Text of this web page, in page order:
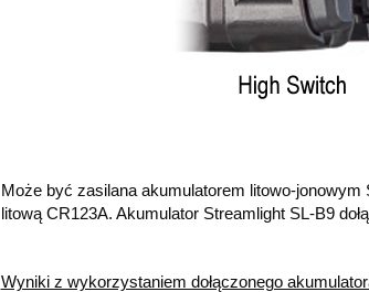
Może być zasilana akumulatorem litowo-
litową CR123A. Akumulator Streamlight SL-B9
Wyniki z wykorzystaniem dołączonego